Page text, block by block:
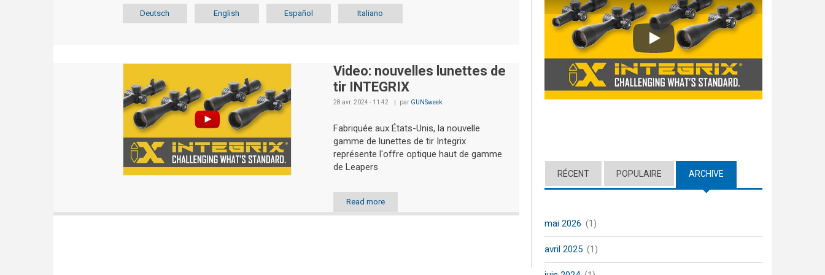
Deutsch English Español Italiano
Video: nouvelles lunettes de
tir INTEGRIX
28 avr. 2024 - 11:42 par GUNSweek
Fabriquée aux États-Unis, la nouvelle
gamme de lunettes de tir Integrix
représente l'offre optique haut de gamme
de Leapers
Read more
Play
RÉCENT POPULAIRE ARCHIVE
mai 2026 (1)
avril 2025 (1)